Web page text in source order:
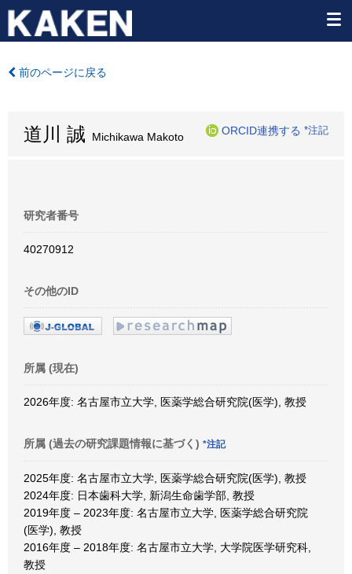
前のページに戻る
道川 誠 Michikawa Makoto
ORCID連携する *注記
研究者番号
40270912
その他のID
所属 (現在)
2026年度: 名古屋市立大学, 医薬学総合研究院(医学), 教授
所属 (過去の研究課題情報に基づく) *注記
2025年度: 名古屋市立大学, 医薬学総合研究院(医学), 教授
2024年度: 日本歯科大学, 新潟生命歯学部, 教授
2019年度 – 2023年度: 名古屋市立大学, 医薬学総合研究院
(医学), 教授
2016年度 – 2018年度: 名古屋市立大学, 大学院医学研究科,
教授